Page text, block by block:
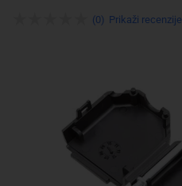
(0) Prikaži recenzije